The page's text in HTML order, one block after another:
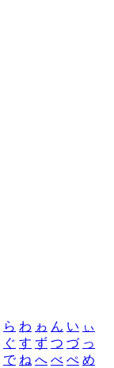
ら わ ゎ ん い ぃ
ぐ す ず つ づ っ
で ね へ べ ぺ め